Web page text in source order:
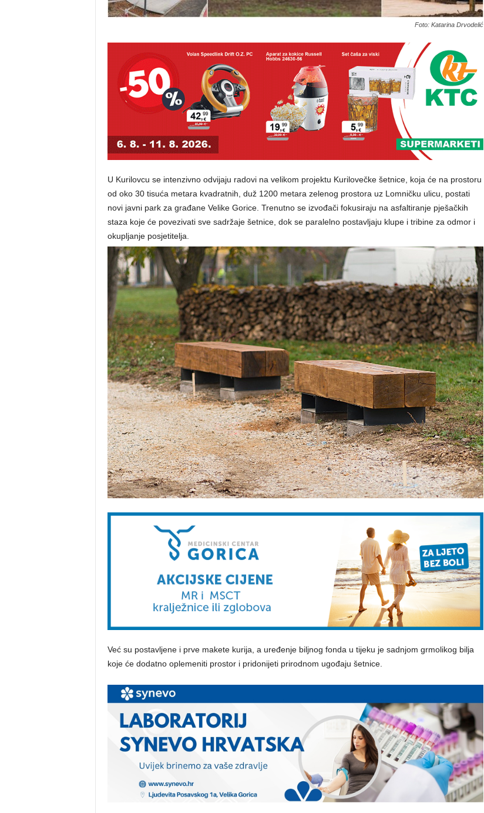
Foto: Katarina Drvodelić
U Kurilovcu se intenzivno odvijaju radovi na velikom projektu Kurilovečke šetnice, koja će na prostoru
od oko 30 tisuća metara kvadratnih, duž 1200 metara zelenog prostora uz Lomničku ulicu, postati
novi javni park za građane Velike Gorice. Trenutno se izvođači fokusiraju na asfaltiranje pješačkih
staza koje će povezivati sve sadržaje šetnice, dok se paralelno postavljaju klupe i tribine za odmor i
okupljanje posjetitelja.
Već su postavljene i prve makete kurija, a uređenje biljnog fonda u tijeku je sadnjom grmolikog bilja
koje će dodatno oplemeniti prostor i pridonijeti prirodnom ugođaju šetnice.